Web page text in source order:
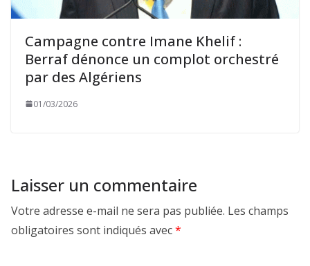
Campagne contre Imane Khelif :
Berraf dénonce un complot orchestré
par des Algériens
01/03/2026
Laisser un commentaire
Votre adresse e-mail ne sera pas publiée. Les champs
obligatoires sont indiqués avec*